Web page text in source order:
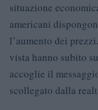
situazione
americani
l’aumento dei
vista hanno subito
accoglie il
scollegato dalla